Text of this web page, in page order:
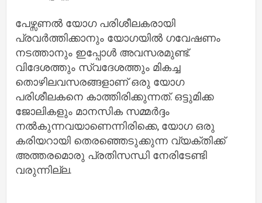
പേഴ്സണൽ യോ​ഗ പരിശീലകരായി
പ്രവർത്തിക്കാനും യോ​ഗയിൽ ​ഗവേഷണം
നടത്താനും ഇപ്പോൾ അവസരമുണ്ട്.
വിദേശത്തും സ്വദേശത്തും മികച്ച
തൊഴിലവസരങ്ങളാണ് ഒരു യോ​ഗ
പരിശീലകനെ കാത്തിരിക്കുന്നത്. ഒട്ടുമിക്ക
ജോലികളും മാനസിക സമ്മർദ്ദം
നൽകുന്നവയാണെന്നിരിക്കെ, യോ​ഗ ഒരു
കരിയറായി തെരഞ്ഞെടുക്കുന്ന വ്യക്തിക്ക്
അത്തരമൊരു പ്രതിസന്ധി നേരിടേണ്ടി
വരുന്നില്ല.